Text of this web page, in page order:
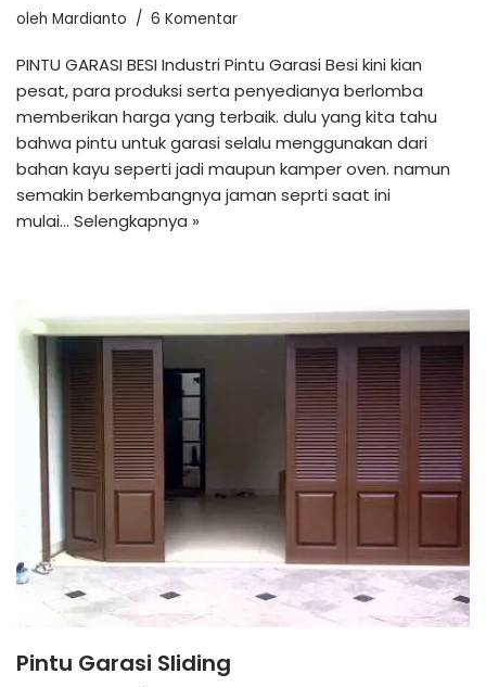
oleh Mardianto 6 Komentar
PINTU GARASI BESI Industri Pintu Garasi Besi kini kian
pesat, para produksi serta penyedianya berlomba
memberikan harga yang terbaik. dulu yang kita tahu
bahwa pintu untuk garasi selalu menggunakan dari
bahan kayu seperti jadi maupun kamper oven. namun
semakin berkembangnya jaman seprti saat ini
mulai… Selengkapnya »
Pintu Garasi Sliding